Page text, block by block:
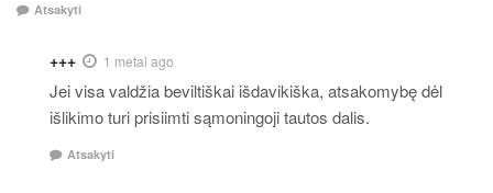
Atsakyti
+++ 1 metai ago
Jei visa valdžia beviltiškai išdavikiška, atsakomybę dėl
išlikimo turi prisiimti sąmoningoji tautos dalis.
Atsakyti